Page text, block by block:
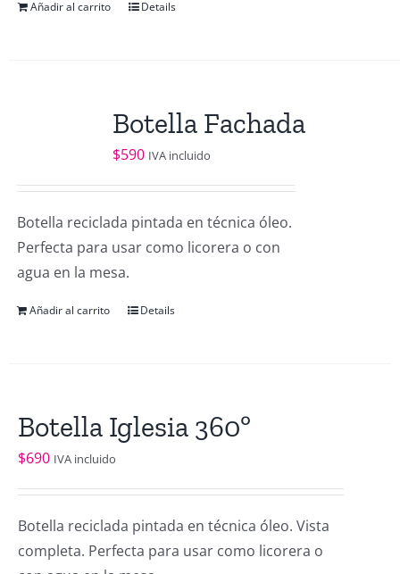
Añadir al carrito Details
Botella Fachada
$590 IVA incluido
Botella reciclada pintada en técnica óleo.
Perfecta para usar como licorera o con
agua en la mesa.
Añadir al carrito Details
Botella Iglesia 360º
$690 IVA incluido
Botella reciclada pintada en técnica óleo. Vista
completa. Perfecta para usar como licorera o